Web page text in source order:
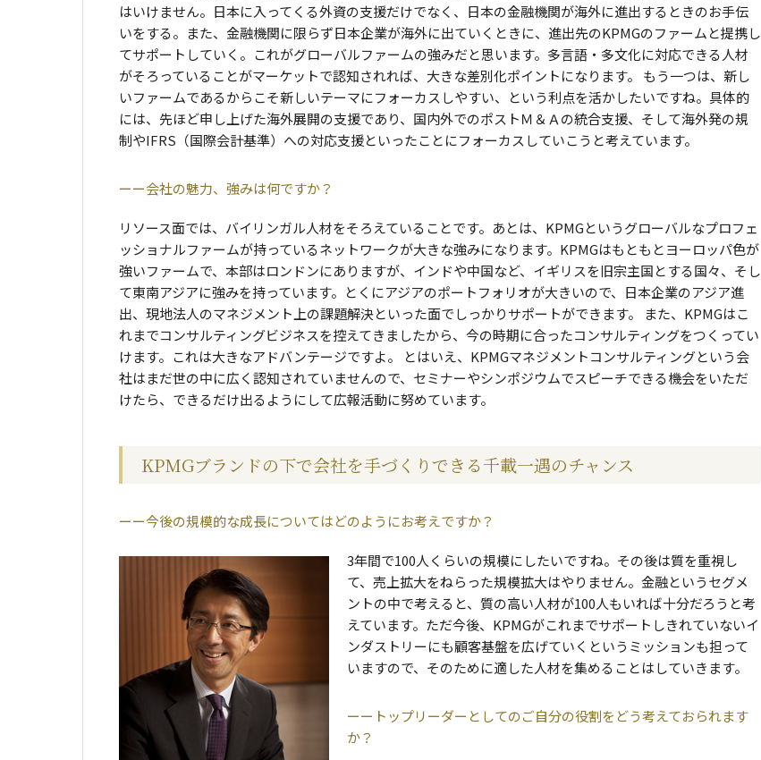
はいけません。日本に入ってくる外資の支援だけでなく、日本の金融機関が海外に進出するときのお手伝
いをする。また、金融機関に限らず日本企業が海外に出ていくときに、進出先のKPMGのファームと提携し
てサポートしていく。これがグローバルファームの強みだと思います。多言語・多文化に対応できる人材
がそろっていることがマーケットで認知されれば、大きな差別化ポイントになります。 もう一つは、新し
いファームであるからこそ新しいテーマにフォーカスしやすい、という利点を活かしたいですね。具体的
には、先ほど申し上げた海外展開の支援であり、国内外でのポストＭ＆Ａの統合支援、そして海外発の規
制やIFRS（国際会計基準）への対応支援といったことにフォーカスしていこうと考えています。
会社の魅力、強みは何ですか？
リソース面では、バイリンガル人材をそろえていることです。あとは、KPMGというグローバルなプロフェ
ッショナルファームが持っているネットワークが大きな強みになります。KPMGはもともとヨーロッパ色が
強いファームで、本部はロンドンにありますが、インドや中国など、イギリスを旧宗主国とする国々、そし
て東南アジアに強みを持っています。とくにアジアのポートフォリオが大きいので、日本企業のアジア進
出、現地法人のマネジメント上の課題解決といった面でしっかりサポートができます。 また、KPMGはこ
れまでコンサルティングビジネスを控えてきましたから、今の時期に合ったコンサルティングをつくってい
けます。これは大きなアドバンテージですよ。 とはいえ、KPMGマネジメントコンサルティングという会
社はまだ世の中に広く認知されていませんので、セミナーやシンポジウムでスピーチできる機会をいただ
けたら、できるだけ出るようにして広報活動に努めています。
KPMGブランドの下で会社を手づくりできる千載一遇のチャンス
今後の規模的な成長についてはどのようにお考えですか？
3年間で100人くらいの規模にしたいですね。その後は質を重視し
て、売上拡大をねらった規模拡大はやりません。金融というセグメ
ントの中で考えると、質の高い人材が100人もいれば十分だろうと考
えています。ただ今後、KPMGがこれまでサポートしきれていないイ
ンダストリーにも顧客基盤を広げていくというミッションも担って
いますので、そのために適した人材を集めることはしていきます。
トップリーダーとしてのご自分の役割をどう考えておられます
か？